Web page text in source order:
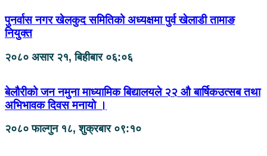
पुनर्वास नगर खेलकुद समितिको अध्यक्षमा पुर्व खेलाडी तामाङ
नियुक्त
२०८० असार २१, बिहीबार ०६:०६
बेलौरीको जन नमुना माध्यामिक बिद्यालयले २२ औ बार्षिकउत्सब तथा
अभिभावक दिवस मनायो ।
२०८० फाल्गुन १८, शुक्रबार ०९:१०